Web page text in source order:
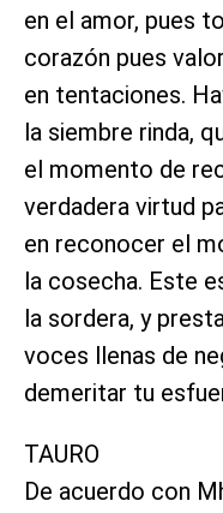
en el amor, pues
corazón pues
en tentaciones.
la siembre rinda,
el momento de
verdadera virtud
en reconocer el
la cosecha. Este
la sordera, y
voces llenas de
demeritar tu
TAURO
De acuerdo con